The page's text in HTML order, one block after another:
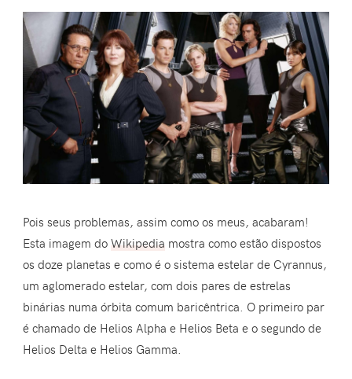
Pois seus problemas, assim como os meus, acabaram!
Esta imagem doWikipedia mostra como estão dispostos
os doze planetas e como é o sistema estelar de Cyrannus,
um aglomerado estelar, com dois pares de estrelas
binárias numa órbita comum baricêntrica. O primeiro par
é chamado de Helios Alpha e Helios Beta e o segundo de
Helios Delta e Helios Gamma.